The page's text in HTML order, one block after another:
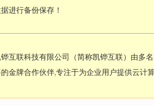
进行备份保存！
互联科技有限公司（简称凯铧互联）由多
金牌合作伙伴,专注于为企业用户提供云计